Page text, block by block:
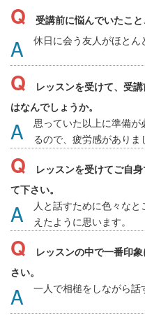
受講前に悩んでいたこ
休日に会う友人がほとん
レッスンを受けて、受
はなんでしょうか。
思っていた以上に準備
るので、疲労感がありま
レッスンを受けてご自
て下さい。
人と話すために色々な
えたように思います。
レッスンの中で一番印
さい。
一人で相槌をしながら話